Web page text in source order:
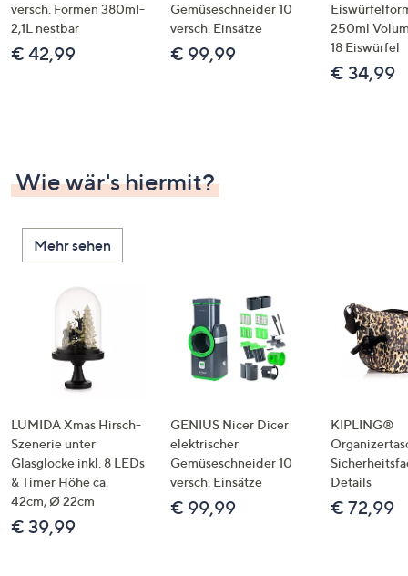
rechts,
um
diese
versch. Formen 380ml-
2,1L nestbar
€ 42,99
Gemüseschneider 10
versch. Einsätze
€ 99,99
250ml
18 Eiswürfel
€ 34,99
Wie wär's hiermit?
Mehr sehen
LUMIDA Xmas Hirsch-
Szenerie unter
Glasglocke inkl. 8 LEDs
& Timer Höhe ca.
42cm, Ø 22cm
€ 39,99
GENIUS Nicer Dicer
elektrischer
Gemüseschneider 10
versch. Einsätze
€ 99,99
KIPLING®
Details
€ 72,99